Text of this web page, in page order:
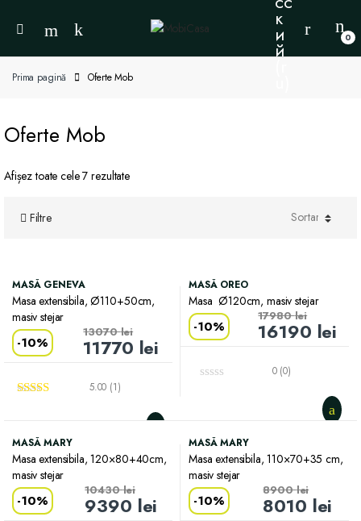
0
Prima pagină Oferte Mob
Oferte Mob
Afișez toate cele 7 rezultate
Filtre
MASĂ GENEVA
Masa extensibila, Ø110+50cm,
masiv stejar
-10% 11770 lei
13070lei
5.00 (1)
MASĂ OREO
Masa Ø120cm, masiv stejar
-10% 16190 lei
17980lei
0 (0)
MASĂ MARY
Masa extensibila, 120×80+40cm,
masiv stejar
-10% 9390 lei
10430lei
MASĂ MARY
Masa extensibila, 110×70+35 cm,
masiv stejar
-10% 8010 lei
8900lei